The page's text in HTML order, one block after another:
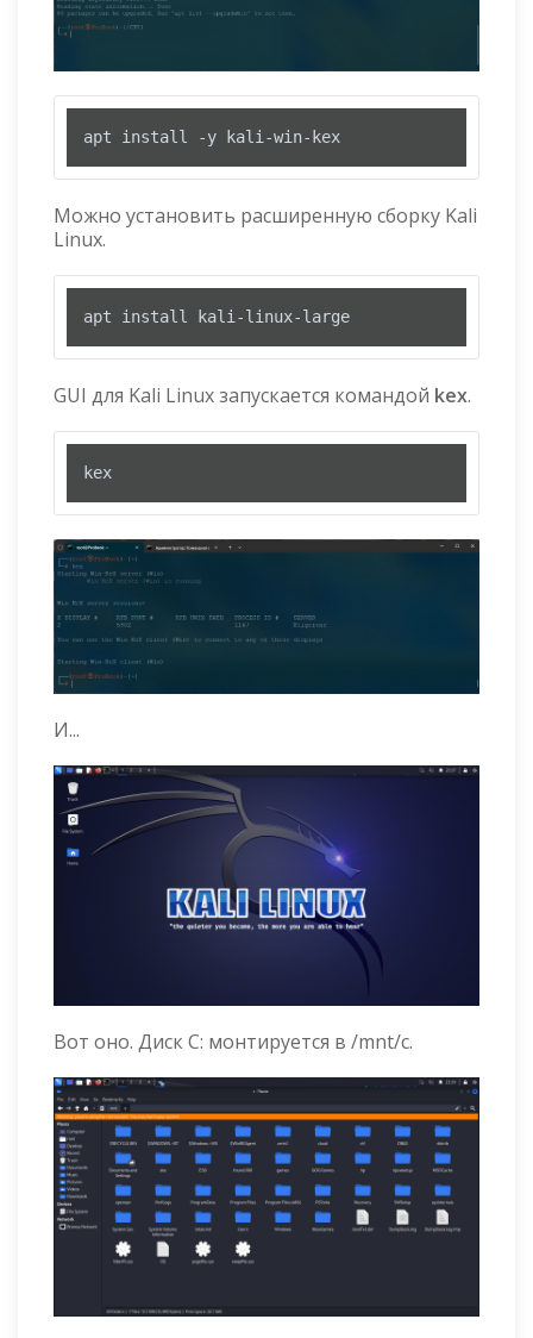
apt install -y kali-win-kex
Можно установить расширенную сборку Kali
Linux.
apt install kali-linux-large
GUI для Kali Linux запускается командой kex.
kex
И...
Вот оно. Диск C: монтируется в /mnt/c.